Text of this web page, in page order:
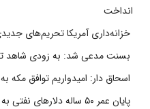
انداخت
خزانه‌داری آمریکا تحریم‌های
بسنت مدعی شد: به زودی شاهد
اسحاق دار: امیدواریم توافق مکه
پایان عمر ۵۰ ساله دلارهای نفتی به دست ایران